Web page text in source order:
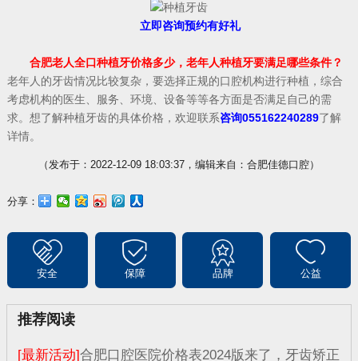
立即咨询预约有好礼
合肥老人全口种植牙价格多少，老年人种植牙要满足哪些条件？
老年人的牙齿情况比较复杂，要选择正规的口腔机构进行种植，综合
考虑机构的医生、服务、环境、设备等等各方面是否满足自己的需
求。想了解种植牙齿的具体价格，欢迎联系咨询055162240289了解
详情。
（发布于：2022-12-09 18:03:37，编辑来自：合肥佳德口腔）
分享：
安全 保障 品牌 公益
推荐阅读
[最新活动]合肥口腔医院价格表2024版来了，牙齿矫正